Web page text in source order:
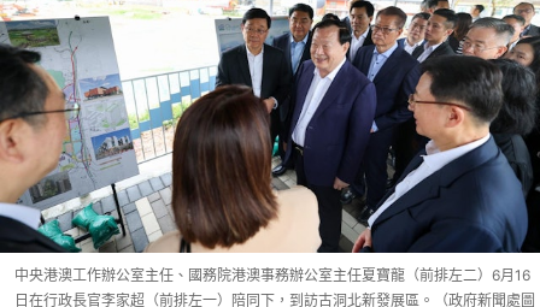
中央港澳工作辦公室主任、國務院港澳事務辦公室主任夏寶龍（前排左二）6月16
日在行政長官李家超（前排左一）陪同下，到訪古洞北新發展區。（政府新聞處圖